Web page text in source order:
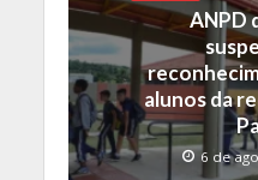
o
k
p
p
ANPD
alunos da
6 de